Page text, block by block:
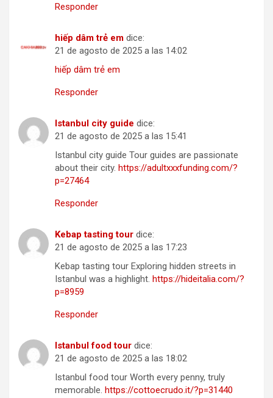
Responder
hiếp dâm trẻ em dice:
21 de agosto de 2025 a las 14:02
hiếp dâm trẻ em
Responder
Istanbul city guide dice:
21 de agosto de 2025 a las 15:41
Istanbul city guide Tour guides are passionate
about their city. https://adultxxxfunding.com/?
p=27464
Responder
Kebap tasting tour dice:
21 de agosto de 2025 a las 17:23
Kebap tasting tour Exploring hidden streets in
Istanbul was a highlight. https://hideitalia.com/?
p=8959
Responder
Istanbul food tour dice:
21 de agosto de 2025 a las 18:02
Istanbul food tour Worth every penny, truly
memorable. https://cottoecrudo.it/?p=31440